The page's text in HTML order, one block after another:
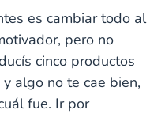
es cambiar todo al
pero no
cinco productos
algo no te cae bien,
fue. Ir por